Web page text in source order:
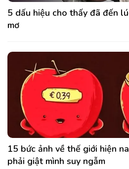
5 dấu hiệu cho thấy đã đến
mơ
15 bức ảnh về thế giới hiện
phải giật mình suy ngẫm